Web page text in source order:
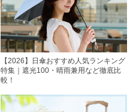
【2026】日傘おすすめ人気ランキング
特集｜遮光100・晴雨兼用など徹底比
較！